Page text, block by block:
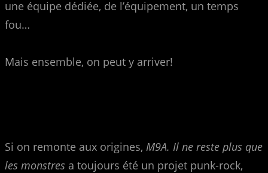
une équipe dédiée, de l’équipement, un temps
fou…
Mais ensemble, on peut y arriver!
Si on remonte aux origines, M9A. Il ne reste plus que
les monstres a toujours été un projet punk-rock,